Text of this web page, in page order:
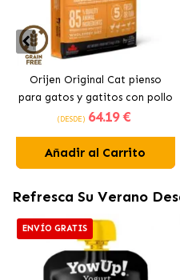
Orijen Original Cat pienso
para gatos y gatitos con pollo
(DESDE) 64.19 €
Añadir al Carrito
Refresca Su Verano
ENVÍO GRATIS